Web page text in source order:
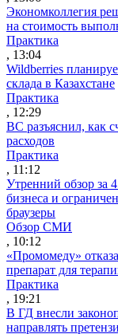
Экономколлегия
на стоимость
Практика
, 13:04
Wildberries
склада в Казахстане
Практика
, 12:29
ВС разъяснил, как
расходов
Практика
, 11:12
Утренний обзор за
бизнеса и
браузеры
Обзор СМИ
, 10:12
«Промомеду»
препарат для
Практика
, 19:21
В ГД внесли
направлять